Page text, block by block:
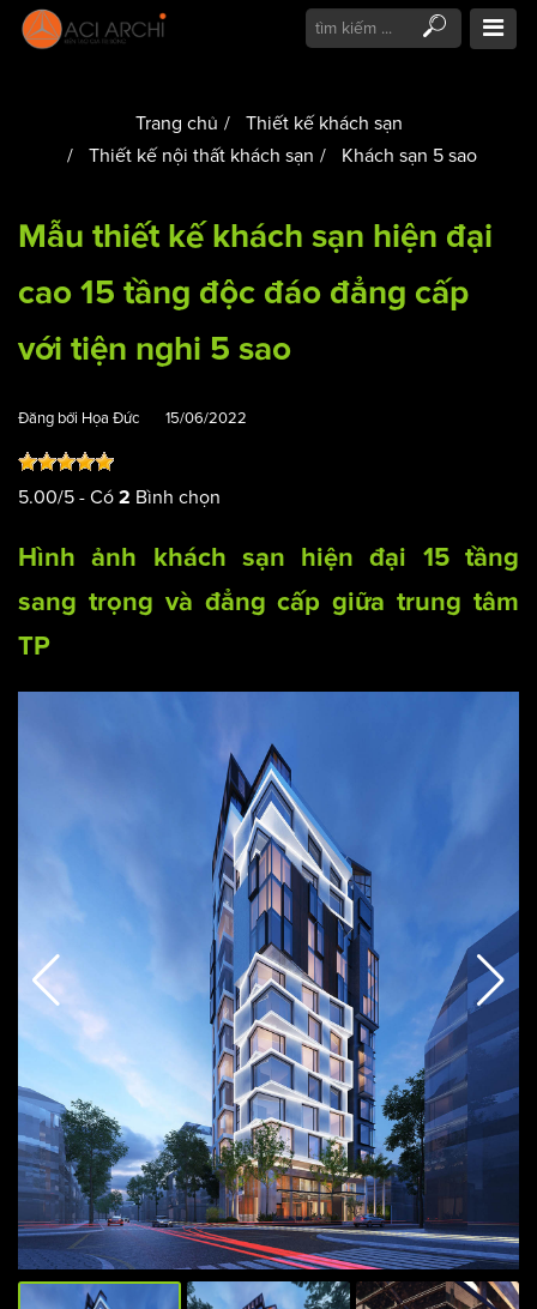
Trang chủ
Thiết kế khách sạn
Thiết kế nội thất khách sạn
Khách sạn 5 sao
Mẫu thiết kế khách sạn hiện đại
cao 15 tầng độc đáo đẳng cấp
với tiện nghi 5 sao
Đăng bởi Họa Đức 15/06/2022
5.00/5 - Có 2 Bình chọn
Hình ảnh khách sạn hiện đại 15 tầng
sang trọng và đẳng cấp giữa trung tâm
TP